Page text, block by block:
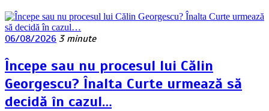
06/08/2026 3 minute
Începe sau nu procesul lui Călin
Georgescu? Înalta Curte urmează să
decidă în cazul…